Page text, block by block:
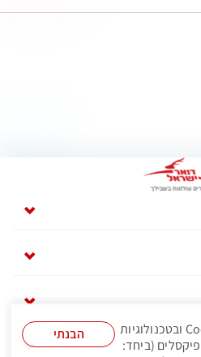
אתר זה משתמש בקובצי Cookie ובטכנולוגיות
(ביחד:
הבנתי